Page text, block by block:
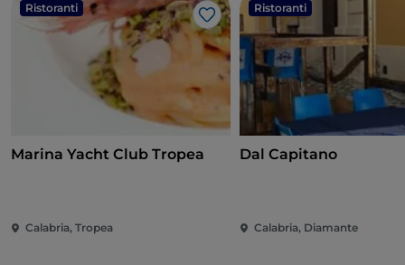
Ristoranti
Like
Marina Yacht Club Tropea
Calabria, Tropea
Ristoranti
Dal Capitano
Calabria, Diamante